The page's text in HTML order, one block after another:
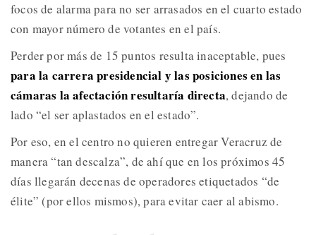
focos de alarma para no ser arrasados en el cuarto estado
con mayor número de votantes en el país.
Perder por más de 15 puntos resulta inaceptable, pues
para la carrera presidencial y las posiciones en las
cámaras la afectación resultaría directa, dejando de
lado “el ser aplastados en el estado”.
Por eso, en el centro no quieren entregar Veracruz de
manera “tan descalza”, de ahí que en los próximos 45
días llegarán decenas de operadores etiquetados “de
élite” (por ellos mismos), para evitar caer al abismo.